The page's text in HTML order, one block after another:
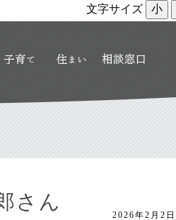
文字サイズ 小
さん
2026年2月2日